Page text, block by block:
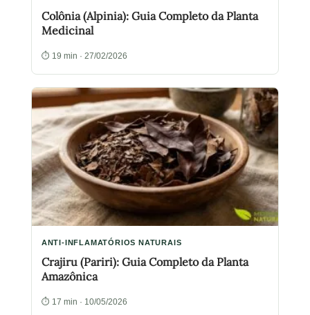
Colônia (Alpinia): Guia Completo da Planta
Medicinal
⏱ 19 min · 27/02/2026
ANTI-INFLAMATÓRIOS NATURAIS
Crajiru (Pariri): Guia Completo da Planta
Amazônica
⏱ 17 min · 10/05/2026